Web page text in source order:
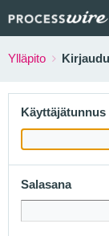
Ylläpito
Käyttäjätunnus
Salasana